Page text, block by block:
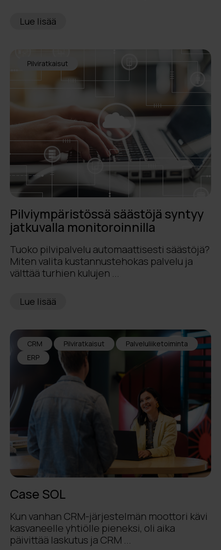
Lue lisää
Pilviratkaisut
Pilviympäristössä säästöjä syntyy
jatkuvalla monitoroinnilla
Tuoko pilvipalvelu automaattisesti säästöjä?
Miten valita kustannustehokas palvelu ja
välttää turhien kulujen ...
Lue lisää
CRM Pilviratkaisut
Palveluliiketoiminta
ERP
Case SOL
Kun vanhan CRM-järjestelmän moottori kävi
kasvaneelle yhtiölle pieneksi, oli aika
päivittää laskutus ja CRM ...